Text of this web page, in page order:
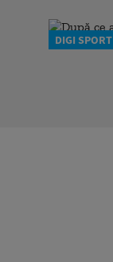
DIGI SPORT